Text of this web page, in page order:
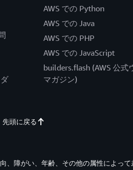
AWS での Python
AWS での Java
AWS での PHP
AWS での JavaScript
builders.flash (AWS 公式
マガジン)
先頭に戻る
、障がい、年齢、その他の属性によって